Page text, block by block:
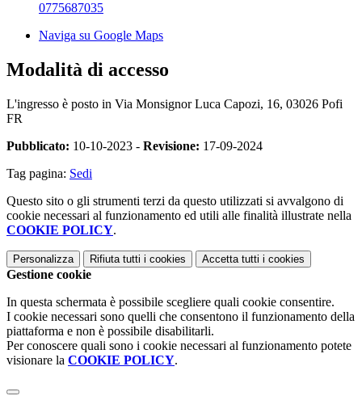
0775687035
Naviga su Google Maps
Modalità di accesso
L'ingresso è posto in Via Monsignor Luca Capozi, 16, 03026 Pofi
FR
Pubblicato: 10-10-2023 - Revisione: 17-09-2024
Tag pagina: Sedi
Questo sito o gli strumenti terzi da questo utilizzati si avvalgono di
cookie necessari al funzionamento ed utili alle finalità illustrate nella
COOKIE POLICY.
Personalizza Rifiuta tutti i cookies Accetta tutti i cookies
Gestione cookie
In questa schermata è possibile scegliere quali cookie consentire.
I cookie necessari sono quelli che consentono il funzionamento della
piattaforma e non è possibile disabilitarli.
Per conoscere quali sono i cookie necessari al funzionamento potete
visionare la COOKIE POLICY.